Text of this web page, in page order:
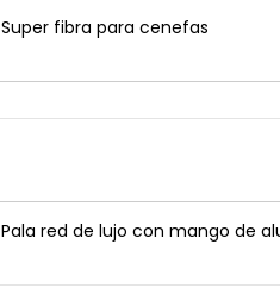
Super fibra para cenefas
Pala red de lujo con mango de